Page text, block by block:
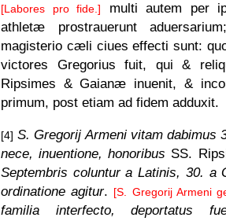
[Labores pro fide.]
multi autem per
athletæ prostrauerunt
magisterio cæli ciues effecti sunt:
victores Gregorius fuit, qui &
Ripsimes & Gaianæ inuenit, &
primum, post etiam ad fidem adduxit.
[4] S. Gregorij Armeni vitam dabimus
nece, inuentione, honoribus SS.
Septembris coluntur a Latinis, 30. a
ordinatione agitur. [S. Gregorij Armeni
familia interfecto, deportatus